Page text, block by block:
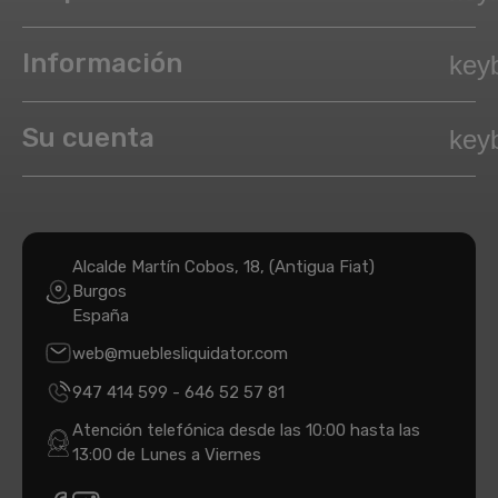
Información
Su cuenta
Alcalde Martín Cobos, 18, (Antigua Fiat)
Burgos
España
web@mueblesliquidator.com
947 414 599 - 646 52 57 81
Atención telefónica desde las 10:00 hasta las
13:00 de Lunes a Viernes